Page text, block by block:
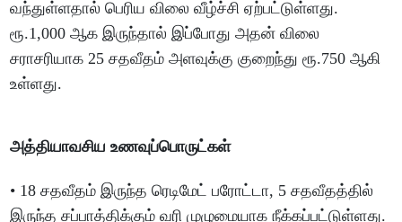
வந்துள்ளதால் பெரிய விலை வீழ்ச்சி ஏற்பட்டுள்ளது.
ரூ.1,000 ஆக இருந்தால் இப்போது அதன் விலை
சராசரியாக 25 சதவீதம் அளவுக்கு குறைந்து ரூ.750 ஆகி
உள்ளது.
அத்தியாவசிய உணவுப்பொருட்கள்
• 18 சதவீதம் இருந்த ரெடிமேட் பரோட்டா, 5 சதவீதத்தில்
இருந்த சப்பாத்திக்கும் வரி முழுமையாக நீக்கப்பட்டுள்ளது.